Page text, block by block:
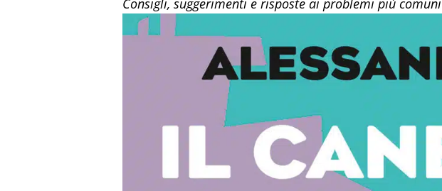
Consigli, suggerimenti e risposte ai problemi più comuni